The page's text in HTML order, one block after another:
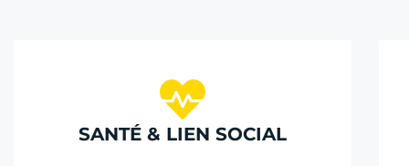
SANTÉ & LIEN SOCIAL